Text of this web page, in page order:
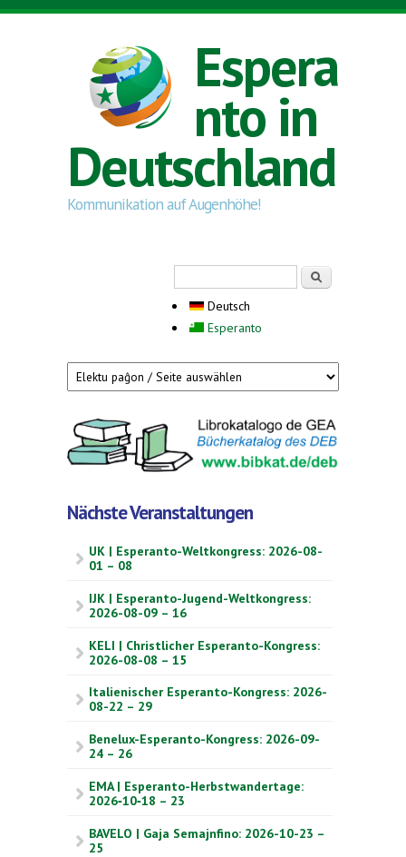
Direkt zum Inhalt
Espera
nto in
Deutschland
Kommunikation auf Augenhöhe!
Deutsch
Esperanto
Nächste Veranstaltungen
UK | Esperanto-Weltkongress: 2026-08-
01 – 08
IJK | Esperanto-Jugend-Weltkongress:
2026-08-09 – 16
KELI | Christlicher Esperanto-Kongress:
2026-08-08 – 15
Italienischer Esperanto-Kongress: 2026-
08-22 – 29
Benelux-Esperanto-Kongress: 2026-09-
24 – 26
EMA | Esperanto-Herbstwandertage:
2026‑10‑18 – 23
BAVELO | Gaja Semajnfino: 2026-10-23 –
25